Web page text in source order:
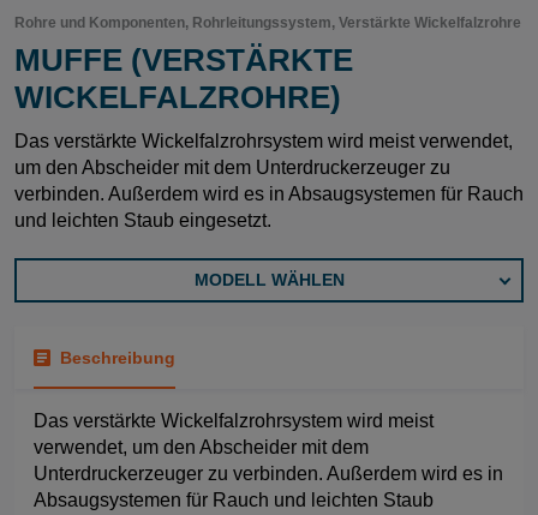
Rohre und Komponenten, Rohrleitungssystem, Verstärkte Wickelfalzrohre
MUFFE (VERSTÄRKTE
WICKELFALZROHRE)
Das verstärkte Wickelfalzrohrsystem wird meist verwendet,
um den Abscheider mit dem Unterdruckerzeuger zu
verbinden. Außerdem wird es in Absaugsystemen für Rauch
und leichten Staub eingesetzt.
MODELL WÄHLEN
Beschreibung
Das verstärkte Wickelfalzrohrsystem wird meist
verwendet, um den Abscheider mit dem
Unterdruckerzeuger zu verbinden. Außerdem wird es in
Absaugsystemen für Rauch und leichten Staub